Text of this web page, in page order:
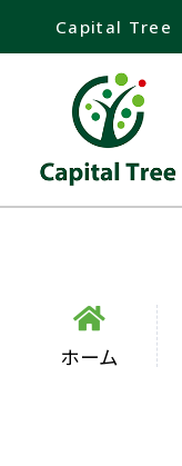
Capital Tree
ホーム